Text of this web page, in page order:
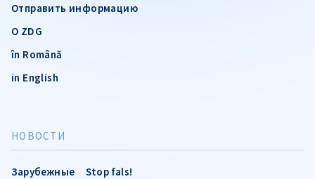
Отправить информацию
О ZDG
în Română
in English
НОВОСТИ
Зарубежные Stop fals!